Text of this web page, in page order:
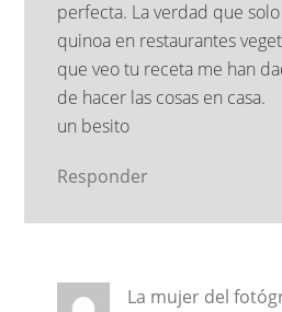
perfecta. La verdad que
quinoa en restaurantes
que veo tu receta me han
de hacer las cosas en casa.
un besito
Responder
La mujer del